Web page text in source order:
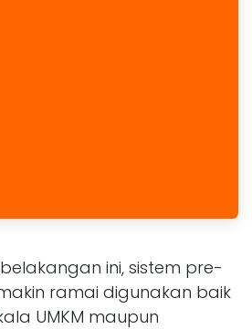
ini, sistem pre-
ramai digunakan baik
UMKM maupun